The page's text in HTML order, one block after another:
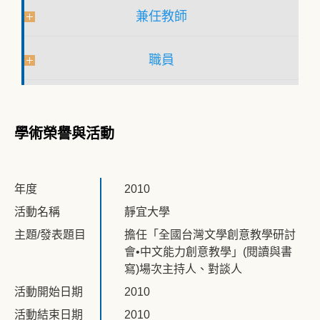
兼任教師
職員
學術榮譽與活動
年度
2010
活動名稱
靜宜大學
主題/發表題目
擔任「全國台灣文學創意教學研討
會•中文能力創意教學」(閱讀與書
寫)場次主持人、對談人
活動開始日期
2010
活動結束日期
2010